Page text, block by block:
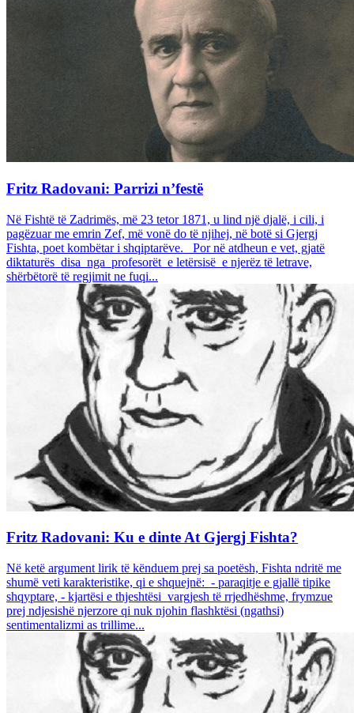
Fritz Radovani: Parrizi n’festë
Në Fishtë të Zadrimës, më 23 tetor 1871, u lind një djalë, i cili, i
pagëzuar me emrin Zef, më vonë do të njihej, në botë si Gjergj
Fishta, poet kombëtar i shqiptarëve. Por në atdheun e vet, gjatë
diktaturës disa nga profesorët e letërsisë e njerëz të letrave,
shërbëtorë të regjimit ne fuqi...
Fritz Radovani: Ku e dinte At Gjergj Fishta?
Në ketë argument lirik të kënduem prej sa poetësh, Fishta ndritë me
shumë veti karakteristike, qi e shquejnë: - paraqitje e gjallë tipike
shqyptare, - kjartësi e thjeshtësi vargjesh të rrjedhëshme, frymzue
prej ndjesishë njerzore qi nuk njohin flashktësi (ngathsi)
sentimentalizmi as trillime...